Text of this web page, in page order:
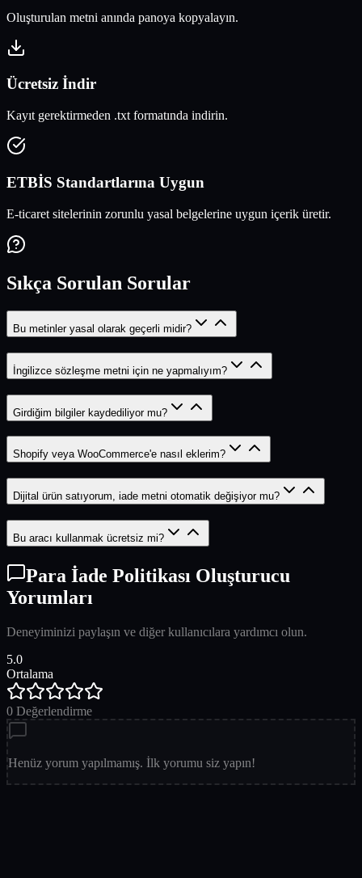
Oluşturulan metni anında panoya kopyalayın.
Ücretsiz İndir
Kayıt gerektirmeden .txt formatında indirin.
ETBİS Standartlarına Uygun
E-ticaret sitelerinin zorunlu yasal belgelerine uygun içerik üretir.
Sıkça Sorulan Sorular
Bu metinler yasal olarak geçerli midir?
İngilizce sözleşme metni için ne yapmalıyım?
Girdiğim bilgiler kaydediliyor mu?
Shopify veya WooCommerce'e nasıl eklerim?
Dijital ürün satıyorum, iade metni otomatik değişiyor mu?
Bu aracı kullanmak ücretsiz mi?
Para İade Politikası Oluşturucu
Yorumları
Deneyiminizi paylaşın ve diğer kullanıcılara yardımcı olun.
5.0
Ortalama
0 Değerlendirme
Henüz yorum yapılmamış. İlk yorumu siz yapın!